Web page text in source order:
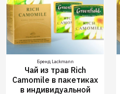
Бренд Lackmann
Чай из трав Rich
Camomile в пакетиках
в индивидуальной